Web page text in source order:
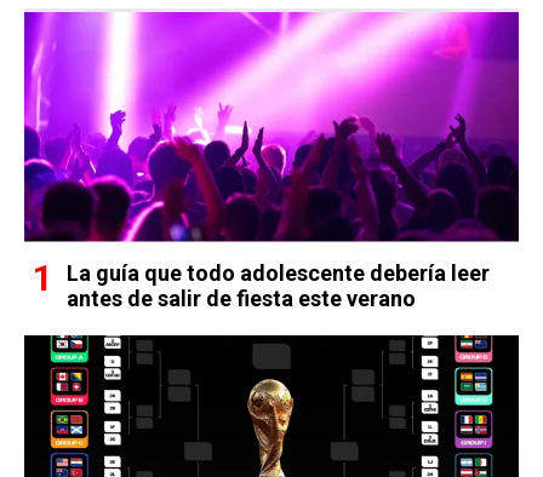
La guía que todo adolescente debería leer
antes de salir de fiesta este verano